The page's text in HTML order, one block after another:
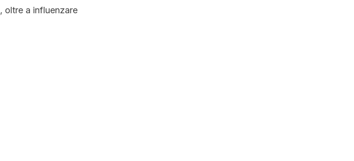
, oltre a influenzare